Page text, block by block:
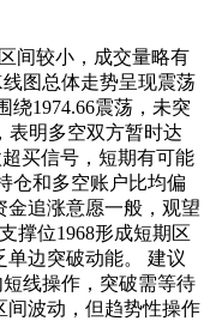
间较小，成交量略有
图总体走势呈现震荡
绕1974.66震荡，未突
表明多空双方暂时达
买信号，短期有可能
仓和多空账户比均偏
金追涨意愿一般，观望
撑位1968形成短期区
单边突破动能。 建议
线操作，突破需等待
间波动，但趋势性操作